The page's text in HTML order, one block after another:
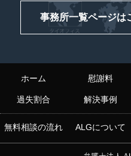
事務所一覧ページは
ホーム 慰謝料
過失割合 解決事例
無料相談の流れ ALGについて